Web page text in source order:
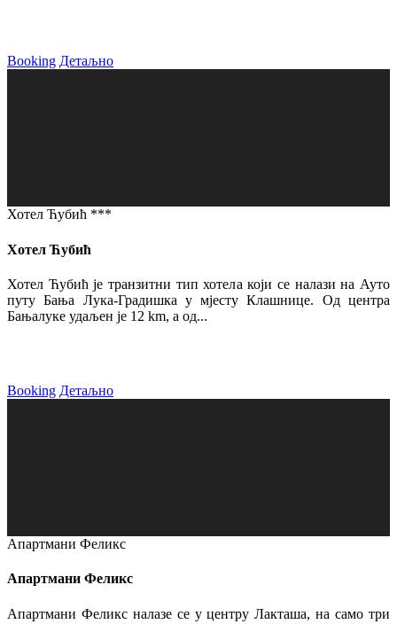
Booking Детаљно
Хотел Ћубић ***
Хотел Ћубић
Хотел Ћубић је транзитни тип хотела који се налази на Ауто
путу Бања Лука-Градишка у мјесту Клашнице. Од центра
Бањалуке удаљен је 12 km, а од...
Booking Детаљно
Апартмани Феликс
Апартмани Феликс
Апартмани Феликс налазе се у центру Лакташа, на само три